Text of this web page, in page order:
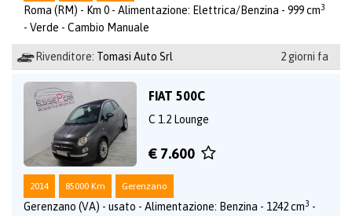
Roma (RM) - Km 0 - Alimentazione: Elettrica/Benzina - 999 cm3
- Verde - Cambio Manuale
Rivenditore: Tomasi Auto Srl 2 giorni fa
FIAT 500C
C 1.2 Lounge
€ 7.600
2014 85000 Km Gerenzano
Gerenzano (VA) - usato - Alimentazione: Benzina - 1242 cm3 -